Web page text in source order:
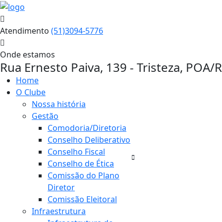
Atendimento (51)3094-5776
Onde estamos
Rua Ernesto Paiva, 139 - Tristeza, POA/
Home
O Clube
Nossa história
Gestão
Comodoria/Diretoria
Conselho Deliberativo
Conselho Fiscal
Conselho de Ética
Comissão do Plano
Diretor
Comissão Eleitoral
Infraestrutura